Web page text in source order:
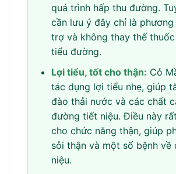
quá trình hấp thu đường.
cần lưu ý đây chỉ là phương
trợ và không thay thế
tiểu đường.
Lợi tiểu, tốt cho thận: Cỏ
tác dụng lợi tiểu nhẹ, giúp
đào thải nước và các chất
đường tiết niệu. Điều này
cho chức năng thận, giúp
sỏi thận và một số bệnh về
niệu.